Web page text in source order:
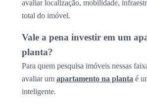
avaliar localização, mobilidade,
total do imóvel.
Vale a pena investir em um
planta?
Para quem pesquisa imóveis nessas
avaliar um apartamento na planta é
inteligente.